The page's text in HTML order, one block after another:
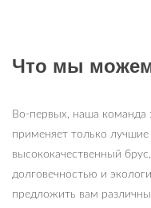
Что мы
Во-первых, наша команда
применяет только
высококачественный
долговечностью и
предложить вам